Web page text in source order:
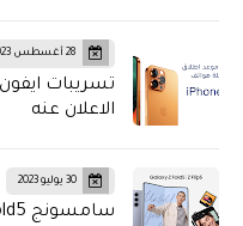
28 أغسطس 2023
الاعلان عنه
30 يوليو 2023